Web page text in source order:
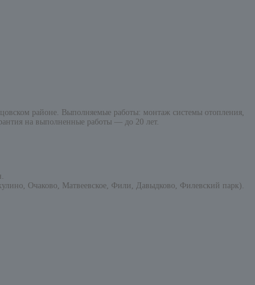
районе. Выполняемые работы: монтаж системы отопления,
на выполненные работы — до 20 лет.
Очаково, Матвеевское, Фили, Давыдково, Филевский парк).